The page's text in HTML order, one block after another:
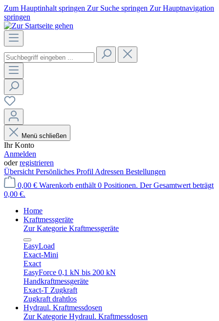
Zum Hauptinhalt springen Zur Suche springen Zur Hauptnavigation
springen
Menü schließen
Ihr Konto
Anmelden
oderregistrieren
Übersicht Persönliches Profil Adressen Bestellungen
0,00 € Warenkorb enthält 0 Positionen. Der Gesamtwert beträgt
0,00 €.
Home
Kraftmessgeräte
Zur Kategorie Kraftmessgeräte
EasyLoad
Exact-Mini
Exact
EasyForce 0,1 kN bis 200 kN
Handkraftmessgeräte
Exact-T Zugkraft
Zugkraft drahtlos
Hydraul. Kraftmessdosen
Zur Kategorie Hydraul. Kraftmessdosen